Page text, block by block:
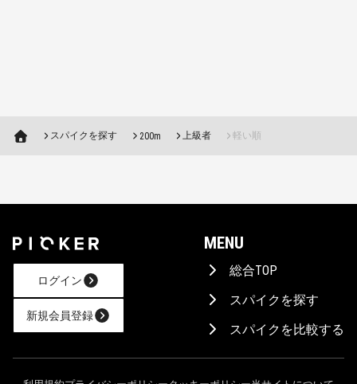
AIに相談！
スパイクを探す 200m 上級者 軽い順
ログイン
新規会員登録
MENU
総合TOP
スパイクを探す
スパイクを比較する